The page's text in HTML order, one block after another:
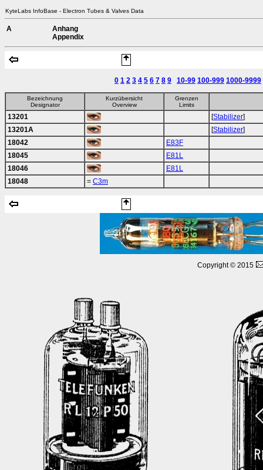
KyteLabs InfoBase - Electron Tubes & Valves Data
A
Anhang
Appendix
0 1 2 3 4 5 6 7 8 9 10-99 100-999 1000-9999
Bezeichnung
Designator
Kurzübersicht
Overview
Grenzen
Limits
13201 [Stabilizer]
13201A
[Stabilizer]
18042
E83F
18045
E81L
18046
E81L
18048
= C3m
Copyright © 2015